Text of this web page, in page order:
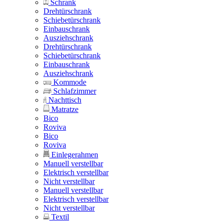
Schrank
Drehtürschrank
Schiebetürschrank
Einbauschrank
Ausziehschrank
Drehtürschrank
Schiebetürschrank
Einbauschrank
Ausziehschrank
Kommode
Schlafzimmer
Nachttisch
Matratze
Bico
Roviva
Bico
Roviva
Einlegerahmen
Manuell verstellbar
Elektrisch verstellbar
Nicht verstellbar
Manuell verstellbar
Elektrisch verstellbar
Nicht verstellbar
Textil